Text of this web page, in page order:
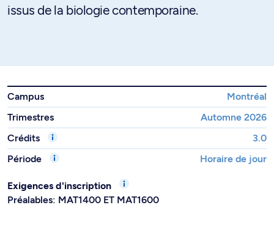
issus de la biologie contemporaine.
Campus
Montréal
Trimestres
Automne 2026
Crédits
3.0
Période
Horaire de jour
Exigences d'inscription
Préalables: MAT1400 ET MAT1600